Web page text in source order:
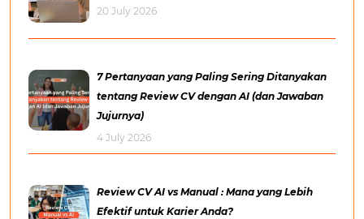
20 July 2026
7 Pertanyaan yang Paling Sering Ditanyakan
tentang Review CV dengan AI (dan Jawaban
Jujurnya)
4 July 2026
Review CV AI vs Manual : Mana yang Lebih
Efektif untuk Karier Anda?